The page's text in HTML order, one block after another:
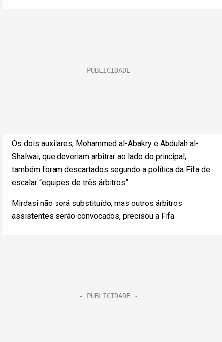
Os dois auxilares, Mohammed al-Abakry e Abdulah al-
Shalwai, que deveriam arbitrar ao lado do principal,
também foram descartados segundo a política da Fifa de
escalar “equipes de três árbitros”.
Mirdasi não será substituído, mas outros árbitros
assistentes serão convocados, precisou a Fifa.